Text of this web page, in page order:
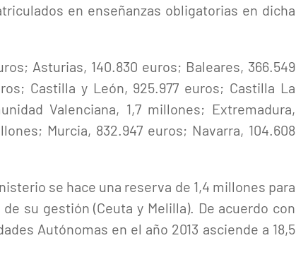
en enseñanzas obligatorias en dicha
Asturias, 140.830 euros; Baleares, 366.549
Castilla y León, 925.977 euros; Castilla La
Valenciana, 1,7 millones; Extremadura,
Murcia, 832.947 euros; Navarra, 104.608
se hace una reserva de 1,4 millones para
su gestión (Ceuta y Melilla). De acuerdo con
Autónomas en el año 2013 asciende a 18,5